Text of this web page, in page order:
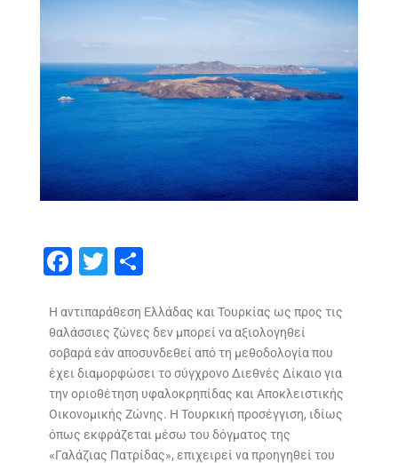
F
e
b
o
o
k
T
itt
er
S
ar
e
Η αντιπαράθεση Ελλάδας και Τουρκίας ως προς τις
θαλάσσιες ζώνες δεν μπορεί να αξιολογηθεί
σοβαρά εάν αποσυνδεθεί από τη μεθοδολογία που
έχει διαμορφώσει το σύγχρονο Διεθνές Δίκαιο για
την οριοθέτηση υφαλοκρηπίδας και Αποκλειστικής
Οικονομικής Ζώνης. Η Τουρκική προσέγγιση, ιδίως
όπως εκφράζεται μέσω του δόγματος της
«Γαλάζιας Πατρίδας», επιχειρεί να προηγηθεί του